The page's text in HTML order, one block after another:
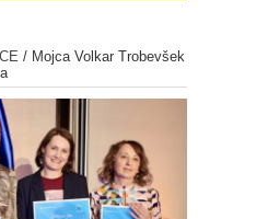
/ Mojca Volkar Trobevšek